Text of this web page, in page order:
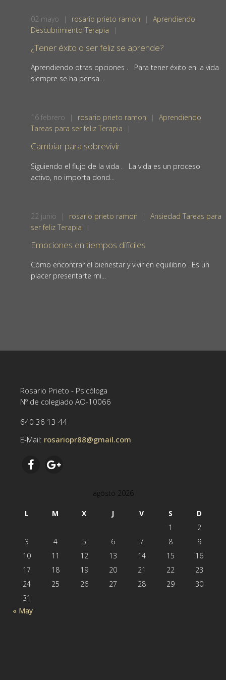
02 mayo | rosario prieto ramon |
Aprendiendo
DescubrimientoTerapia |
¿Tener éxito o ser feliz se aprende?
Aprendiendo otras opciones . Para tener éxito en la vida
siempre se ha pensa...
16febrero | rosario prieto ramon |
Aprendiendo
Tareas para ser felizTerapia |
Cambiar para sobrevivir
Siguiendo el flujo de la vida . La vida es un proceso
activo, no importa dond...
22 junio | rosario prieto ramon | AnsiedadTareas para
ser felizTerapia |
Emociones en tiempos difíciles
Cómo encontrar el bienestar y vivir en equilibrio . Es un
placer presentarte mi...
Rosario Prieto - Psicóloga
Nº de colegiado AO-10066
640 36 13 44
E-Mail: rosariopr88@gmail.com
agosto 2026
L M X J V S
D
1
2
3
4 5 6 7 8
9
10
11 12 13 14 15
16
17
18 19 20 21 22
23
24
25 26 27 28 29
30
31
« May